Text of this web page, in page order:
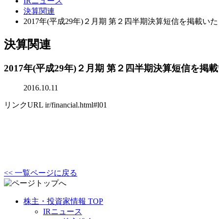
決算関連
2017年(平成29年)２月期 第２四半期決算短信を掲載いた
決算関連
2017年(平成29年)２月期 第２四半期決算短信を掲載
2016.10.11
リンクURL ir/financial.html#l01
<< 一覧ページに戻る
株主・投資家情報 TOP
IRニュース